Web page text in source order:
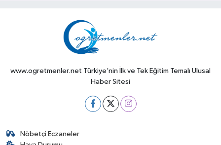
www.ogretmenler.net Türkiye’nin İlk ve Tek Eğitim Temalı Ulusal
Haber Sitesi
Nöbetçi Eczaneler